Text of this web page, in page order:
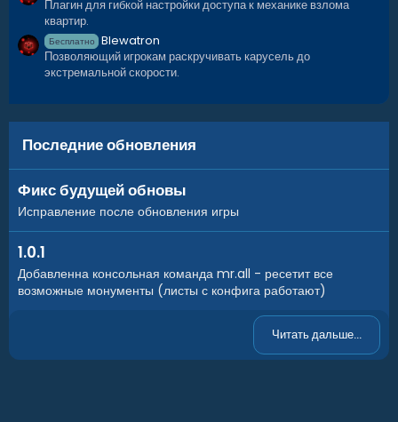
Discord
Плагин для гибкой настройки доступа к механике взлома
квартир.
Бесплатно Blewatron
Позволяющий игрокам раскручивать карусель до
экстремальной скорости.
Последние обновления
Фикс будущей обновы
Исправление после обновления игры
1.0.1
Добавленна консольная команда mr.all - ресетит все
возможные монументы (листы с конфига работают)
Читать дальше...